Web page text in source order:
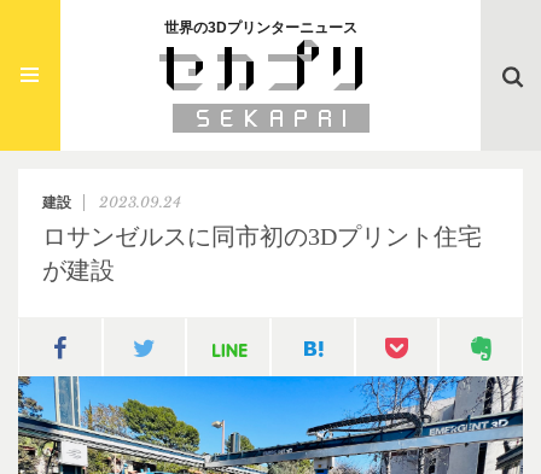
世界の3Dプリンターニュース
建設 2023.09.24
ロサンゼルスに同市初の3Dプリント住宅
が建設